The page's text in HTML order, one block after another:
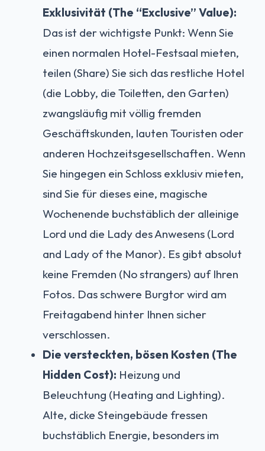
Exklusivität (The “Exclusive” Value):
Das ist der wichtigste Punkt: Wenn Sie
einen normalen Hotel-Festsaal mieten,
teilen (Share) Sie sich das restliche Hotel
(die Lobby, die Toiletten, den Garten)
zwangsläufig mit völlig fremden
Geschäftskunden, lauten Touristen oder
anderen Hochzeitsgesellschaften. Wenn
Sie hingegen ein Schloss exklusiv mieten,
sind Sie für dieses eine, magische
Wochenende buchstäblich der alleinige
Lord und die Lady des Anwesens (Lord
and Lady of the Manor). Es gibt absolut
keine Fremden (No strangers) auf Ihren
Fotos. Das schwere Burgtor wird am
Freitagabend hinter Ihnen sicher
verschlossen.
Die versteckten, bösen Kosten (The
Hidden Cost): Heizung und
Beleuchtung (Heating and Lighting).
Alte, dicke Steingebäude fressen
buchstäblich Energie, besonders im